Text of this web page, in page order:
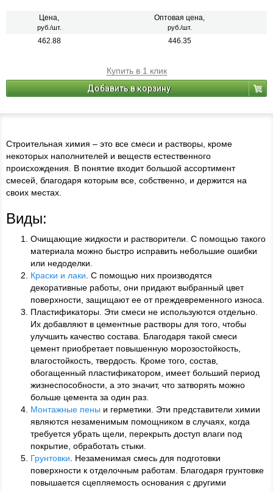
Цена,
руб./шт.
Оптовая цена,
руб./шт.
462.88 446.35
Купить в 1 клик
Добавить в корзину
Строительная химия – это все смеси и растворы, кроме
некоторых наполнителей и веществ естественного
происхождения. В понятие входит большой ассортимент
смесей, благодаря которым все, собственно, и держится на
своих местах.
Виды:
Очищающие жидкости и растворители. С помощью такого
материала можно быстро исправить небольшие ошибки
или недоделки.
Краски и лаки. С помощью них производятся
декоративные работы, они придают выбранный цвет
поверхности, защищают ее от преждевременного износа.
Пластификаторы. Эти смеси не используются отдельно.
Их добавляют в цементные растворы для того, чтобы
улучшить качество состава. Благодаря такой смеси
цемент приобретает повышенную морозостойкость,
влагостойкость, твердость. Кроме того, состав,
обогащенный пластификатором, имеет больший период
жизнеспособности, а это значит, что затворять можно
больше цемента за один раз.
Монтажные пены и герметики. Эти представители химии
являются незаменимым помощником в случаях, когда
требуется убрать щели, перекрыть доступ влаги под
покрытие, обработать стыки.
Грунтовки. Незаменимая смесь для подготовки
поверхности к отделочным работам. Благодаря грунтовке
повышается сцепляемость основания с другими